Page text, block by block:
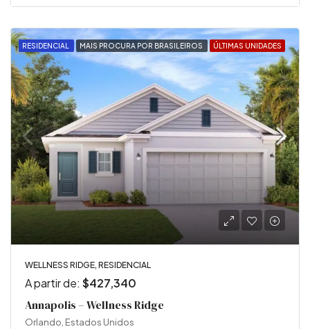
RESIDENCIAL MAIS PROCURA POR BRASILEIROS ÚLTIMAS UNIDADES
WELLNESS RIDGE, RESIDENCIAL
A partir de: $427,340
Annapolis – Wellness Ridge
Orlando, Estados Unidos